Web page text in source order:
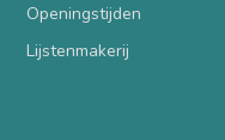
Openingstijden
Lijstenmakerij